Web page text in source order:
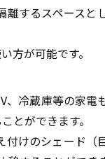
するスペースと
方が可能です。
、冷蔵庫等の家電
とができます。
付けのシェード（